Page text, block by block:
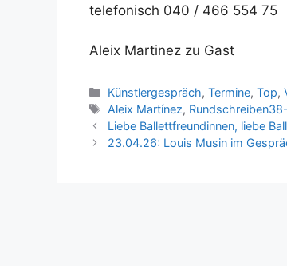
telefonisch 040 / 466 554 75
Aleix Martinez zu Gast
Kategorien
Künstlergespräch,Termine,Top,
Schlagwörter
Aleix Martínez,
Liebe Ballettfreundinnen, liebe
23.04.26: Louis Musin im